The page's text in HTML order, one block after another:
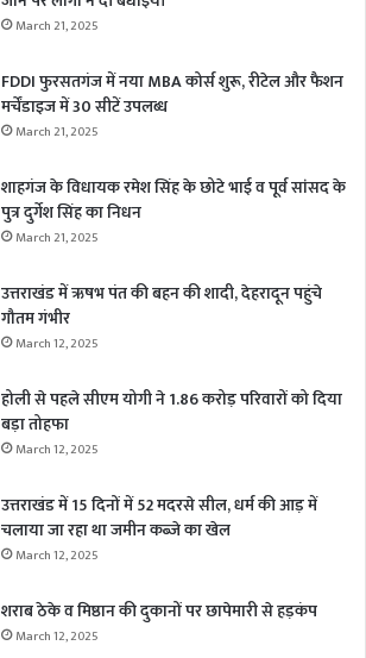
March 21, 2025
FDDI फुरसतगंज में नया MBA कोर्स शुरू, रीटेल और फैशन
मर्चेंडाइज में 30 सीटें उपलब्ध
March 21, 2025
शाहगंज के विधायक रमेश सिंह के छोटे भाई व पूर्व सांसद के
पुत्र दुर्गेश सिंह का निधन
March 21, 2025
उत्तराखंड में ऋषभ पंत की बहन की शादी, देहरादून पहुंचे
गौतम गंभीर
March 12, 2025
होली से पहले सीएम योगी ने 1.86 करोड़ परिवारों को दिया
बड़ा तोहफा
March 12, 2025
उत्तराखंड में 15 दिनों में 52 मदरसे सील, धर्म की आड़ में
चलाया जा रहा था जमीन कब्जे का खेल
March 12, 2025
शराब ठेके व मिष्ठान की दुकानों पर छापेमारी से हड़कंप
March 12, 2025